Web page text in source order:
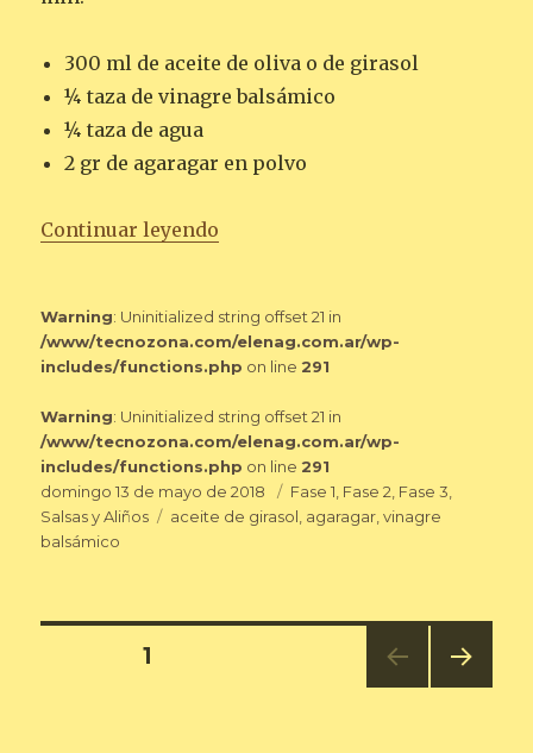
300 ml de aceite de oliva o de girasol
¼ taza de vinagre balsámico
¼ taza de agua
2 gr de agaragar en polvo
Continuar leyendo
Warning: Uninitialized string offset 21 in
/www/tecnozona.com/elenag.com.ar/wp-
includes/functions.php on line 291
Warning: Uninitialized string offset 21 in
/www/tecnozona.com/elenag.com.ar/wp-
includes/functions.php on line 291
Publicado
el
domingo 13 de mayo de 2018 Categorías
Fase 1, Fase 2, Fase 3,
Salsas y Aliños
Etiquetas
aceite de girasol, agaragar,vinagre
balsámico
Navegación
PÁGINA1